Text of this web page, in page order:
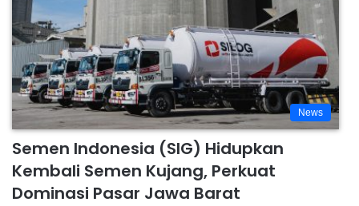
News
Semen Indonesia (SIG) Hidupkan
Kembali Semen Kujang, Perkuat
Dominasi Pasar Jawa Barat